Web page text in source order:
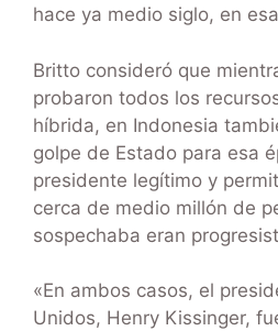
hace ya medio siglo, en
Britto consideró que
probaron todos los
híbrida, en Indonesia
golpe de Estado para esa
presidente legítimo y
cerca de medio millón de
sospechaba eran
«En ambos casos, el
Unidos, Henry Kissinger,